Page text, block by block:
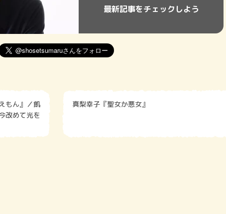
最新記事をチェックしよう
もん』／飢
改めて光を
真梨幸子『聖女か悪女』